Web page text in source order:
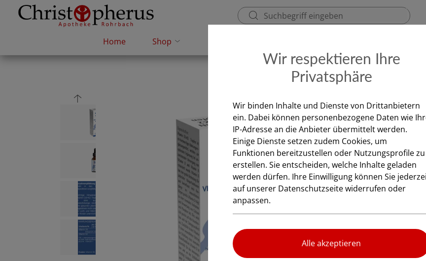
Home Shop
Vitamin
Milliliter
Optimale
Unsere Vitamin D3 +
Vitamin D- und K-
mykrogramm
pro Tagesdosis
zahlreiche
Wir respektieren Ihre
Privatsphäre
Wir binden Inhalte und Dienste von Drittanbietern
ein. Dabei können personenbezogene Daten wie
IP-Adresse an die Anbieter übermittelt werden.
Einige Dienste setzen zudem Cookies, um
Funktionen bereitzustellen oder Nutzungsprofile zu
erstellen. Sie entscheiden, welche Inhalte geladen
werden dürfen. Ihre Einwilligung können Sie
auf unserer Datenschutzseite widerrufen oder
anpassen.